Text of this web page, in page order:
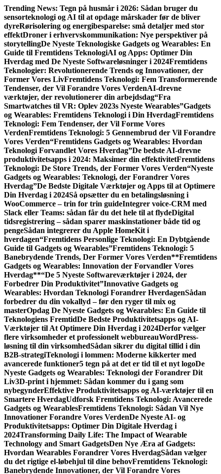
Gå
til
indhold
Trending News: Tegn på husmår i 2026: Sådan bruger du
sensorteknologi og AI til at opdage mårskader før de bliver
dyreRørisolering og energibesparelse: små detaljer med stor
effektDroner i erhvervskommunikation: Nye perspektiver på
storytellingDe Nyeste Teknologiske Gadgets og Wearables: En
Guide til Fremtidens TeknologiAI og Apps: Optimer Din
Hverdag med De Nyeste Softwareløsninger i 2024Fremtidens
Teknologier: Revolutionerende Trends og Innovationer, der
Former Vores LivFremtidens Teknologi: Fem Transformerende
Tendenser, der Vil Forandre Vores VerdenAI-drevne
værktøjer, der revolutionerer din arbejdsdag“Fra
Smartwatches til VR: Oplev 2023s Nyeste Wearables”Gadgets
og Wearables: Fremtidens Teknologi i Din HverdagFremtidens
Teknologi: Fem Tendenser, der Vil Forme Vores
VerdenFremtidens Teknologi: 5 Gennembrud der Vil Forandre
Vores Verden“Fremtidens Gadgets og Wearables: Hvordan
Teknologi Forvandlet Vores Hverdag”De bedste AI-drevne
produktivitetsapps i 2024: Maksimer din effektivitetFremtidens
Teknologi: De Store Trends, der Former Vores Verden“Nyeste
Gadgets og Wearables: Teknologi, der Forandrer Vores
Hverdag”De Bedste Digitale Værktøjer og Apps til at Optimere
Din Hverdag i 2024Så opsætter du en betalingsløsning i
WooCommerce – trin for trin guideIntegrer voice-CRM med
Slack eller Teams: sådan får du det hele til at flydeDigital
tidsregistrering – sådan sparer maskinstationer både tid og
pengeSådan integrerer du Apple HomeKit i
hverdagen“Fremtidens Personlige Teknologi: En Dybtgående
Guide til Gadgets og Wearables”Fremtidens Teknologi: 5
Banebrydende Trends, Der Former Vores Verden**Fremtidens
Gadgets og Wearables: Innovation der Forvandler Vores
Hverdag**“De 5 Nyeste Softwareværktøjer i 2024, der
Forbedrer Din Produktivitet”Innovative Gadgets og
Wearables: Hvordan Teknologi Forandrer HverdagenSådan
forbedrer du din vokallyd – før den ryger til mix og
masterOpdag De Nyeste Gadgets og Wearables: En Guide til
Teknologiens FremtidDe Bedste Produktivitetsapps og AI-
Værktøjer til At Optimere Din Hverdag i 2024Derfor vælger
flere virksomheder et professionelt webbureauWordPress-
løsning til din virksomhedSådan sikrer du digital tillid i din
B2B-strategiTeknologi i lommen: Moderne kikkerter med
avancerede funktioner5 tegn på at det er tid til et nyt logoDe
Nyeste Gadgets og Wearables: Teknologi der Forandrer Dit
Liv3D-print i hjemmet: Sådan kommer du i gang som
nybegynderEffektive Produktivitetsapps og AI-værktøjer til en
Smartere HverdagUdforsk Fremtidens Teknologi: Avancerede
Gadgets og WearablesFremtidens Teknologi: Sådan Vil Nye
Innovationer Forandre Vores VerdenDe Nyeste AI- og
Produktivitetsapps: Optimer Din Digitale Hverdag i
2024Transforming Daily Life: The Impact of Wearable
Technology and Smart GadgetsDen Nye Æra af Gadgets:
Hvordan Wearables Forandrer Vores HverdagSådan vælger
du det rigtige el-løbehjul til dine behovFremtidens Teknologi:
Banebrydende Innovationer, der Vil Forandre Vores